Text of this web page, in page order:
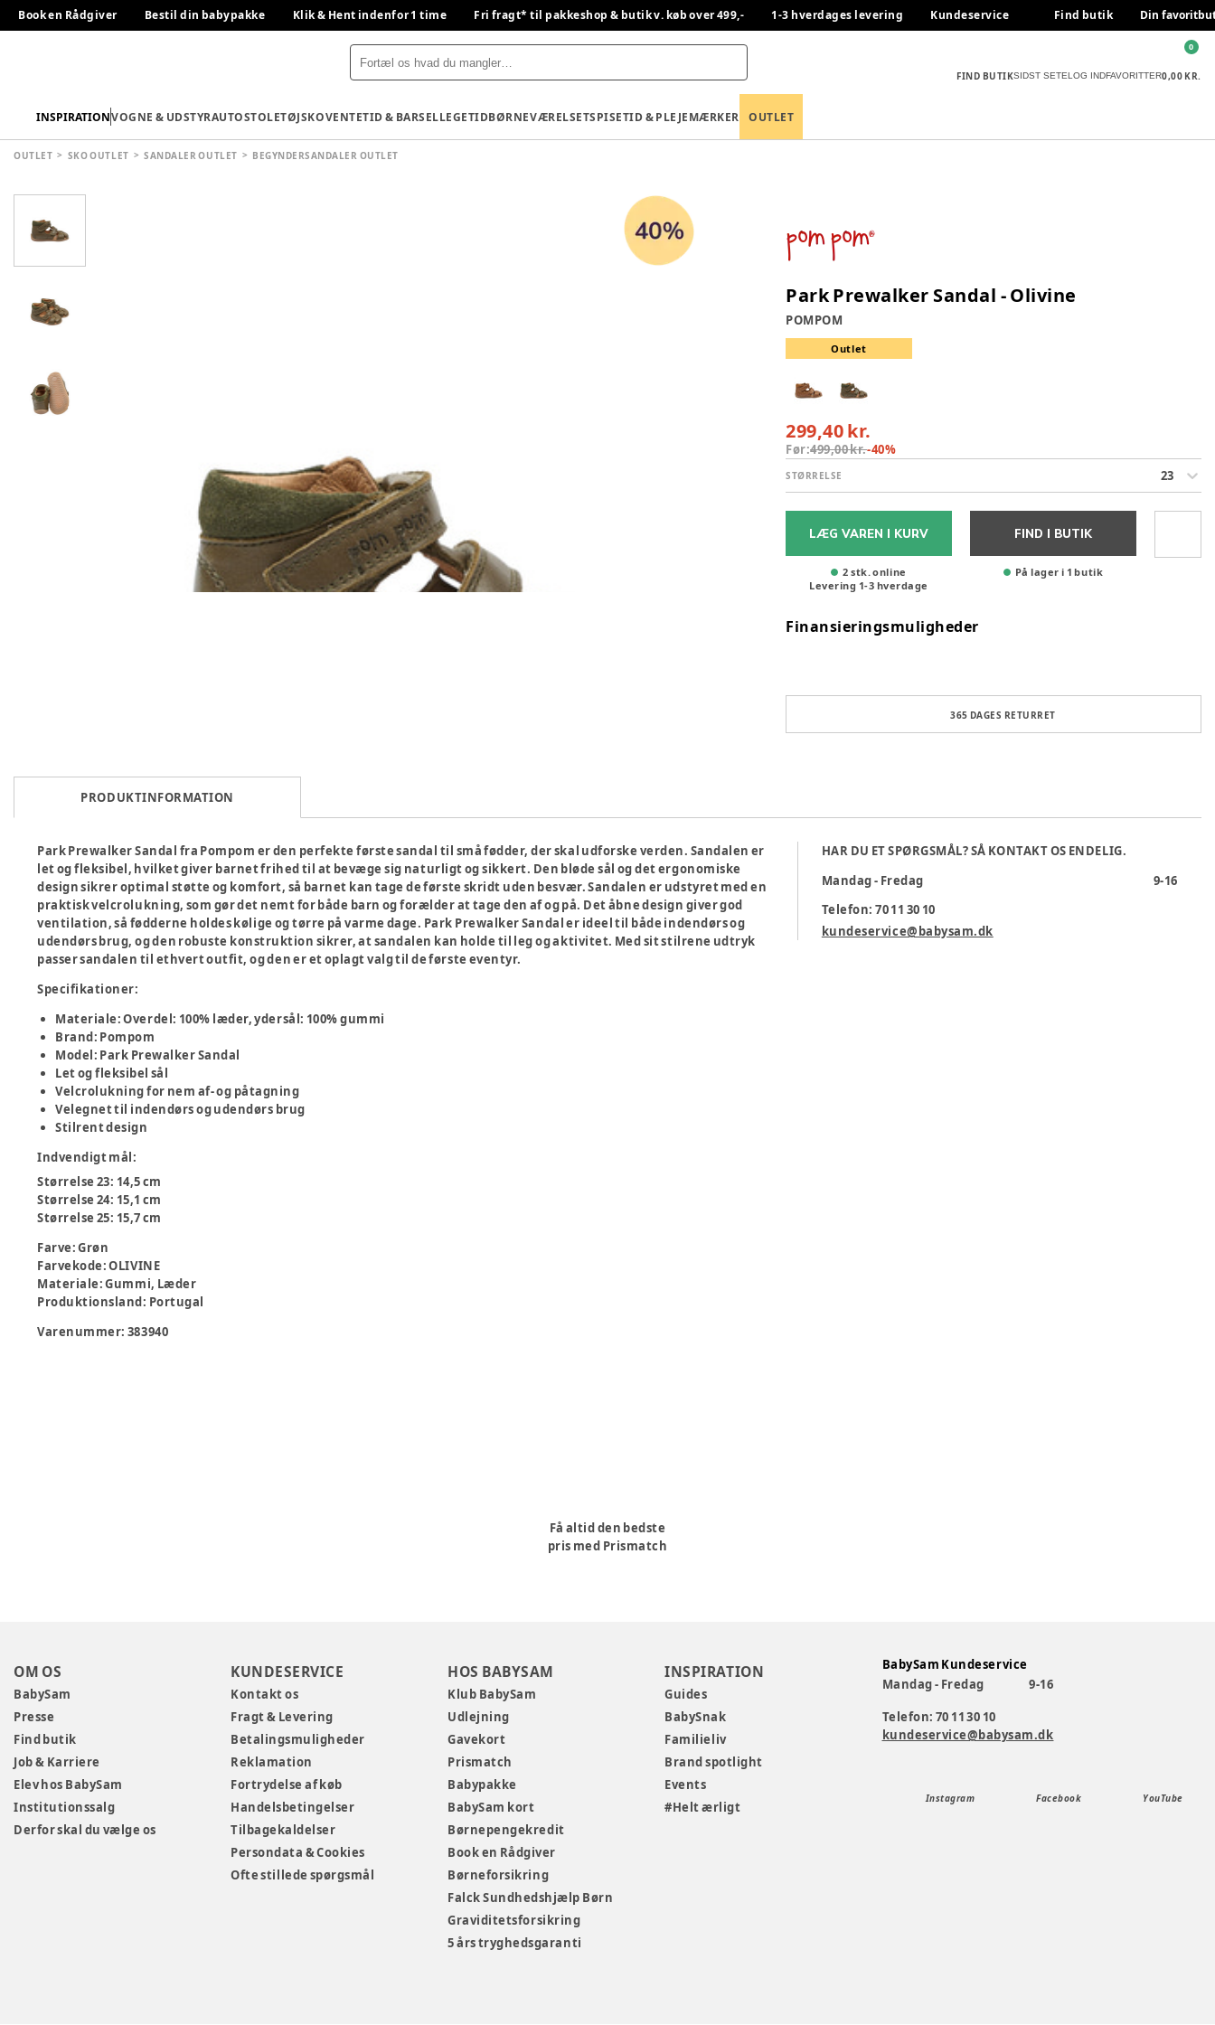
Book en Rådgiver Bestil din babypakke Klik & Hent indenfor 1 time Fri fragt* til pakkeshop & butik v. køb over 499,- 1-3 hverdages levering Kundeservice Find butik Din
FIND BUTIKSIDST SETELOG INDFAVORITTER0,00 KR.
0
INSPIRATIONVOGNE & UDSTYRAUTOSTOLETØJSKOVENTETID & BARSELLEGETIDBØRNEVÆRELSETSPISETID & PLEJEMÆRKER OUTLET
OUTLET SKO OUTLET SANDALER OUTLET BEGYNDERSANDALER OUTLET
Park Prewalker Sandal - Olivine
POMPOM
Outlet
299,40 kr.
Før:499,00 kr.-40%
STØRRELSE 23
LÆG VAREN I KURV
2 stk. online
Levering 1-3 hverdage
FIND I BUTIK
På lager i 1 butik
Finansieringsmuligheder
365 DAGES RETURRET
PRODUKTINFORMATION
Park Prewalker Sandal fra Pompom er den perfekte første sandal til små fødder, der skal udforske verden. Sandalen er
let og fleksibel, hvilket giver barnet frihed til at bevæge sig naturligt og sikkert. Den bløde sål og det ergonomiske
design sikrer optimal støtte og komfort, så barnet kan tage de første skridt uden besvær. Sandalen er udstyret med en
praktisk velcrolukning, som gør det nemt for både barn og forælder at tage den af og på. Det åbne design giver god
ventilation, så fødderne holdes kølige og tørre på varme dage. Park Prewalker Sandal er ideel til både indendørs og
udendørs brug, og den robuste konstruktion sikrer, at sandalen kan holde til leg og aktivitet. Med sit stilrene udtryk
passer sandalen til ethvert outfit, og den er et oplagt valg til de første eventyr.
Specifikationer:
Materiale: Overdel: 100% læder, ydersål: 100% gummi
Brand: Pompom
Model: Park Prewalker Sandal
Let og fleksibel sål
Velcrolukning for nem af- og påtagning
Velegnet til indendørs og udendørs brug
Stilrent design
Indvendigt mål:
Størrelse 23: 14,5 cm
Størrelse 24: 15,1 cm
Størrelse 25: 15,7 cm
Farve:Grøn
Farvekode:OLIVINE
Materiale:Gummi, Læder
Produktionsland: Portugal
Varenummer: 383940
HAR DU ET SPØRGSMÅL? SÅ KONTAKT OS ENDELIG.
Mandag - Fredag
9-16
Telefon: 70 11 30 10
kundeservice@babysam.dk
Få altid den bedste
pris med Prismatch
OM OS
BabySam
Presse
Find butik
Job & Karriere
Elev hos BabySam
Institutionssalg
Derfor skal du vælge os
KUNDESERVICE
Kontakt os
Fragt & Levering
Betalingsmuligheder
Reklamation
Fortrydelse af køb
Handelsbetingelser
Tilbagekaldelser
Persondata & Cookies
Ofte stillede spørgsmål
HOS BABYSAM
Klub BabySam
Udlejning
Gavekort
Prismatch
Babypakke
BabySam kort
Børnepengekredit
Book en Rådgiver
Børneforsikring
Falck Sundhedshjælp Børn
Graviditetsforsikring
5 års tryghedsgaranti
INSPIRATION
Guides
BabySnak
Familieliv
Brand spotlight
Events
#Helt ærligt
BabySam Kundeservice
Mandag - Fredag
9-16
Telefon: 70 11 30 10
kundeservice@babysam.dk
Instagram Facebook YouTube